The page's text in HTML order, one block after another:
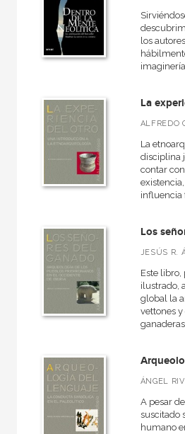
Arquitectura (textos de arquitectura)
VER TODAS... (148)
MATERIAS
Actualidad
Ciencias humanas y sociales
Ciencias naturales y técnicas
Infantil y juvenil
No - Ficción
Ocio
NUESTROS FORMATOS
Cartoné
los
La
ALFREDO
La
disciplina
contar
influencia
Los
JESÚS R.
Este
ilustrado,
global la
vettones
ÁNGEL
A pesar
suscitado
humano